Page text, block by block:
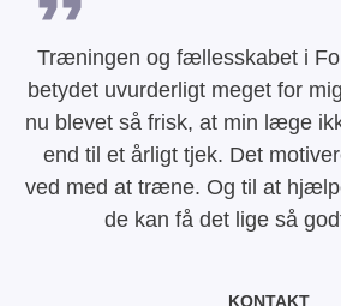
Træningen og fællesskabet i
betydet uvurderligt meget for
nu blevet så frisk, at min læge
end til et årligt tjek. Det
ved med at træne. Og til at
de kan få det lige så
KONTAKT